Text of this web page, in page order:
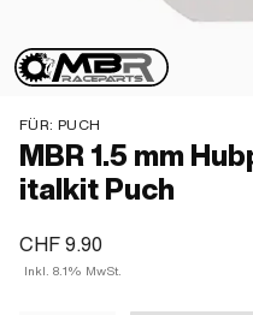
FÜR: PUCH
MBR 1.5 mm
italkit Puch
CHF 9.90
Inkl. 8.1% MwSt.